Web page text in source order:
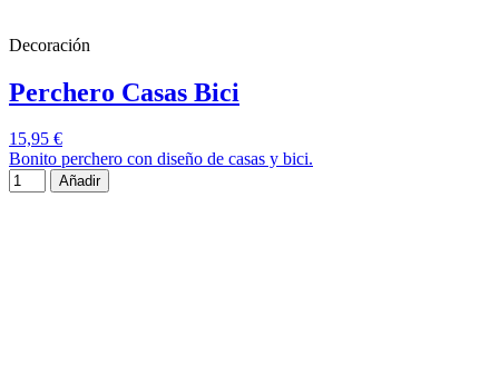
Decoración
Perchero Casas Bici
15,95 €
Bonito perchero con diseño de casas y bici.
Añadir